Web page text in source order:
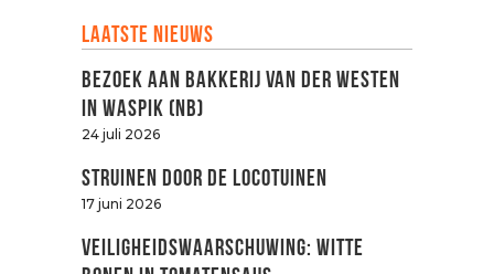
Laatste nieuws
Bezoek aan Bakkerij van der Westen
in Waspik (NB)
24 juli 2026
Struinen door de LOCOtuinen
17 juni 2026
Veiligheidswaarschuwing: witte